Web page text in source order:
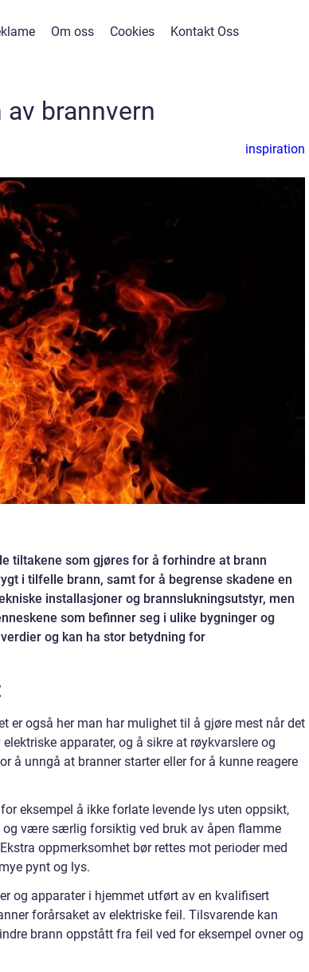
Om oss Cookies Kontakt Oss
brannvern
inspiration
tiltakene som gjøres for å forhindre at brann
i tilfelle brann, samt for å begrense skadene en
installasjoner og brannslukningsutstyr, men
som befinner seg i ulike bygninger og
og kan ha stor betydning for
er også her man har mulighet til å gjøre mest når det
apparater, og å sikre at røykvarslere og
å unngå at branner starter eller for å kunne reagere
eksempel å ikke forlate levende lys uten oppsikt,
være særlig forsiktig ved bruk av åpen flamme
oppmerksomhet bør rettes mot perioder med
pynt og lys.
og apparater i hjemmet utført av en kvalifisert
forårsaket av elektriske feil. Tilsvarende kan
brann oppstått fra feil ved for eksempel ovner og